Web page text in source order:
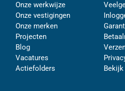
Onze werkwijze
Onze vestigingen
Onze merken
Projecten
Blog
Vacatures
Actiefolders